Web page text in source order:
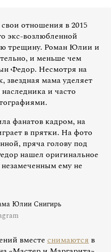
отношения в 2015
экс-возлюбленной
трещину. Роман Юлии и
и меньше чем
Федор. Несмотря на
мама уделяет
и часто
фанатов кадром, на
в прятки. На фото
пряча голову под
нашел оригинальное
ему не
Юлии Снигирь
вместе снимаются в